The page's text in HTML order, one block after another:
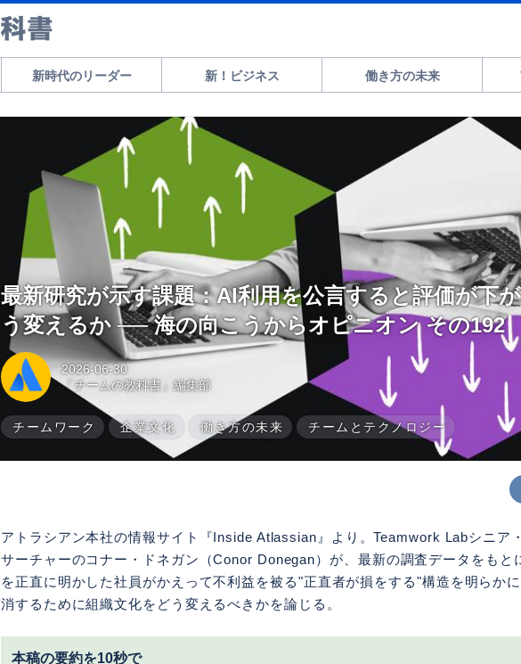
新時代のリーダー 新！ビジネス 働き方の未来
最新研究が示す課題：AI利用を公言すると評価が下
う変えるか ── 海の向こうからオピニオン その192
2026-06-30
「チームの教科書」編集部
チームワーク 企業文化 働き方の未来 チームとテクノロジー
アトラシアン本社の情報サイト『Inside Atlassian』より。Teamwork Labシニア
サーチャーのコナー・ドネガン（Conor Donegan）が、最新の調査データをもと
を正直に明かした社員がかえって不利益を被る"正直者が損をする"構造を明らか
消するために組織文化をどう変えるべきかを論じる。
本稿の要約を10秒で